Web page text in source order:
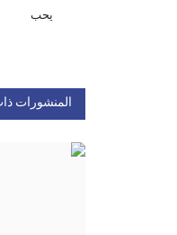
يحب
المنشورات